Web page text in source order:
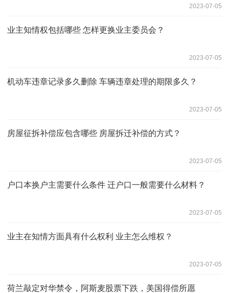
2023-07-05
业主知情权包括哪些 怎样更换业主委员会？
2023-07-05
机动车违章记录多久删除 车辆违章处理的期限多久？
2023-07-05
房屋征拆补偿应包含哪些 房屋拆迁补偿的方式？
2023-07-05
户口本换户主需要什么条件 迁户口一般需要什么材料？
2023-07-05
业主在知情方面具有什么权利 业主怎么维权？
2023-07-05
荷兰敲定对华禁令，阿斯麦股票下跌，美国得偿所愿